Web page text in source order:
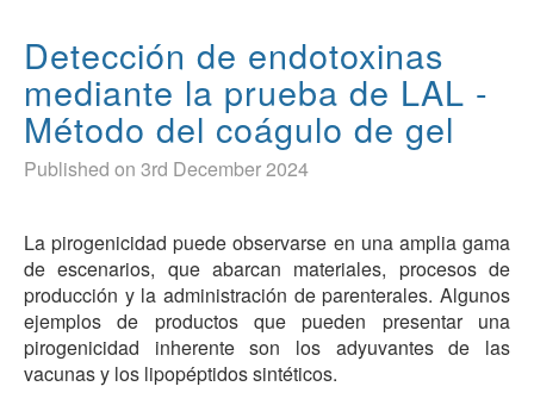
Detección de endotoxinas
mediante la prueba de LAL -
Método del coágulo de gel
Published on 3rd December 2024
La pirogenicidad puede observarse en una amplia gama
de escenarios, que abarcan materiales, procesos de
producción y la administración de parenterales. Algunos
ejemplos de productos que pueden presentar una
pirogenicidad inherente son los adyuvantes de las
vacunas y los lipopéptidos sintéticos.